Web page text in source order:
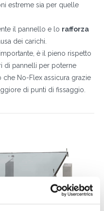
estreme sia per quelle
il pannello e lo rafforza
dei carichi.
è il pieno rispetto
di pannelli per poterne
che No-Flex assicura grazie
di punti di fissaggio.